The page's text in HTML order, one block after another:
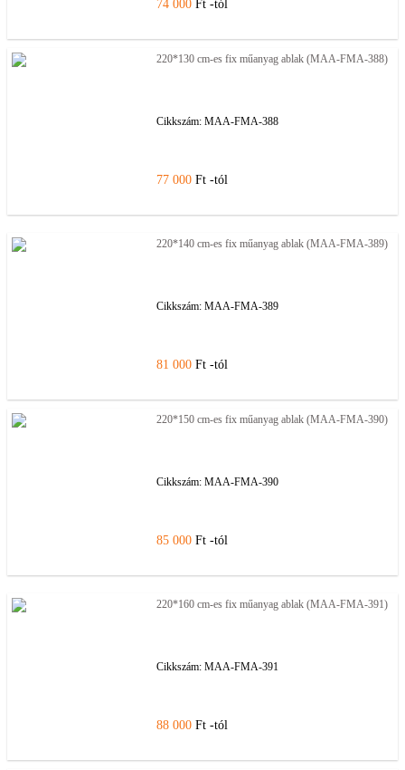
74 000 Ft -tól
220*130 cm-es fix műanyag ablak (MAA-FMA-388)
Cikkszám: MAA-FMA-388
77 000 Ft -tól
220*140 cm-es fix műanyag ablak (MAA-FMA-389)
Cikkszám: MAA-FMA-389
81 000 Ft -tól
220*150 cm-es fix műanyag ablak (MAA-FMA-390)
Cikkszám: MAA-FMA-390
85 000 Ft -tól
220*160 cm-es fix műanyag ablak (MAA-FMA-391)
Cikkszám: MAA-FMA-391
88 000 Ft -tól